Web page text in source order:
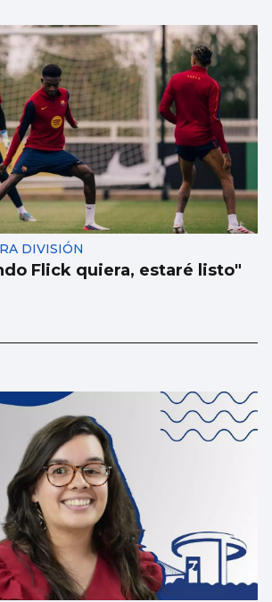
DIVISIÓN
Flick quiera, estaré listo"
la medalla de oro en solo
de París